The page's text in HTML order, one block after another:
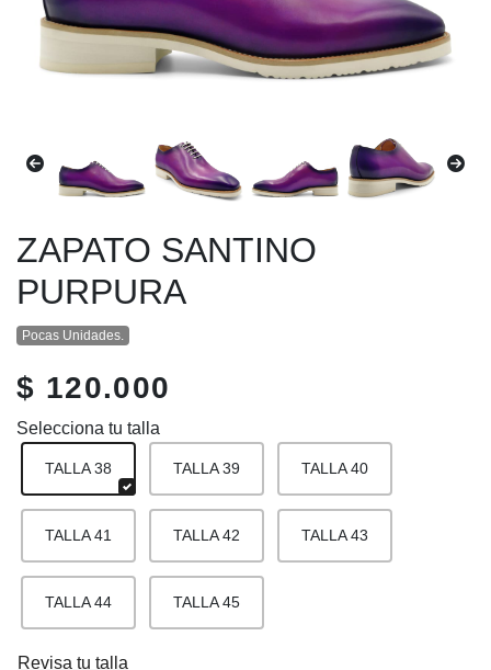
ZAPATO SANTINO
PURPURA
Pocas Unidades.
$ 120.000
Selecciona tu talla
TALLA 38 TALLA 39 TALLA 40
TALLA 41 TALLA 42 TALLA 43
TALLA 44 TALLA 45
Revisa tu talla